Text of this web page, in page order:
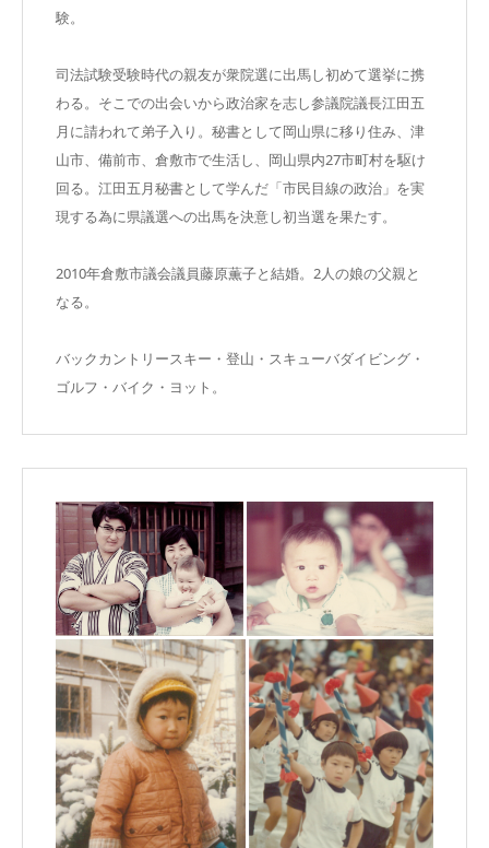
験。
司法試験受験時代の親友が衆院選に出馬し初めて選挙に携
わる。そこでの出会いから政治家を志し参議院議長江田五
月に請われて弟子入り。秘書として岡山県に移り住み、津
山市、備前市、倉敷市で生活し、岡山県内27市町村を駆け
回る。江田五月秘書として学んだ「市民目線の政治」を実
現する為に県議選への出馬を決意し初当選を果たす。
2010年倉敷市議会議員藤原薫子と結婚。2人の娘の父親と
なる。
バックカントリースキー・登山・スキューバダイビング・
ゴルフ・バイク・ヨット。